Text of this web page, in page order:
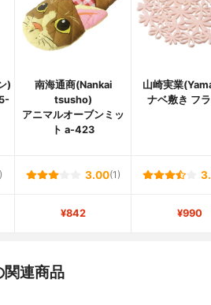
)
南海通商(Nankai
tsusho)
アニマルオーブンミッ
ト a-423
山崎実業
ナベ敷き フ
3.00(1)
¥842 ¥990
関連商品